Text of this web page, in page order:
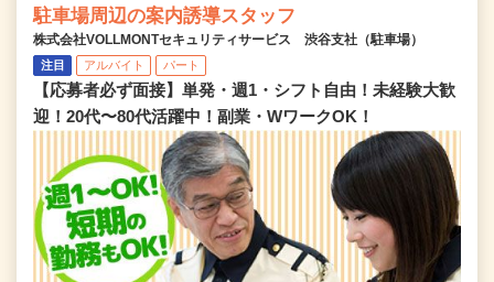
駐車場周辺の案内誘導スタッフ
株式会社VOLLMONTセキュリティサービス 渋谷支社（駐車場）
注目 アルバイト パート
【応募者必ず面接】単発・週1・シフト自由！未経験大歓
迎！20代〜80代活躍中！副業・WワークOK！